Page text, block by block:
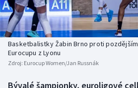
Basketbal
Biatlon
Boby a skeleton
Historické návraty
Aplikace ČT sport
AZ kvíz
Basketbalistky Žabin Brno proti
Eurocupu z Lyonu
Zdroj: Eurocup Women/Jan Russnák
Bývalé šampionky, euroligové